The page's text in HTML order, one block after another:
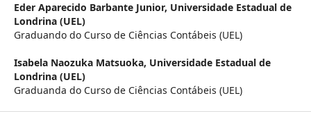
Eder Aparecido Barbante Junior, Universidade Estadual de
Londrina (UEL)
Graduando do Curso de Ciências Contábeis (UEL)
Isabela Naozuka Matsuoka, Universidade Estadual de
Londrina (UEL)
Graduanda do Curso de Ciências Contábeis (UEL)